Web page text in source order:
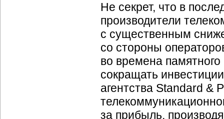
Не секрет, что в
производители
с существенным
со стороны
во времена памятного
сокращать
агентства Standard &
за прибыль,